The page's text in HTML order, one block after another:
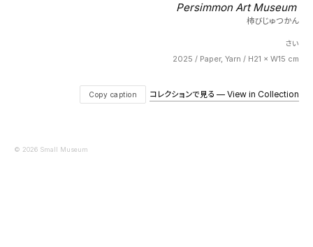
Persimmon Art Museum
柿びじゅつかん
さい
2025 / Paper, Yarn / H21 × W15 cm
Copy caption コレクションで見る — View in Collection
© 2026 Small Museum